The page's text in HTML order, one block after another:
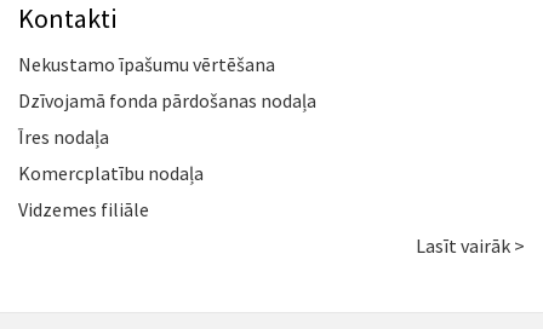
Kontakti
Nekustamo īpašumu vērtēšana
Dzīvojamā fonda pārdošanas nodaļa
Īres nodaļa
Komercplatību nodaļa
Vidzemes filiāle
Lasīt vairāk >